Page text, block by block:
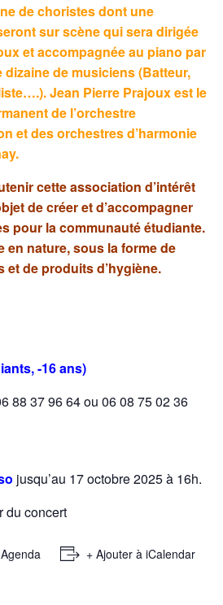
de choristes dont une
sur scène qui sera dirigée
et accompagnée au piano par
de musiciens (Batteur,
Jean Pierre Prajoux est le
de l’orchestre
et des orchestres d’harmonie
cette association d’intérêt
de créer et d’accompagner
pour la communauté étudiante.
en nature, sous la forme de
et de produits d’hygiène.
-16 ans)
88 37 96 64 ou 06 08 75 02 36
jusqu’au 17 octobre 2025 à 16h.
du concert
+ Ajouter à iCalendar